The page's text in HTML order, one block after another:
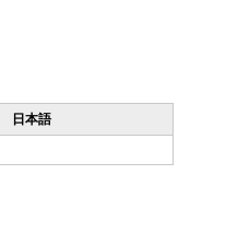
日本語